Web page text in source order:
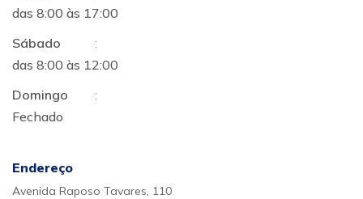
das 8:00 às 17:00
Sábado
:
das 8:00 às 12:00
Domingo
:
Fechado
Endereço
Avenida Raposo Tavares, 110